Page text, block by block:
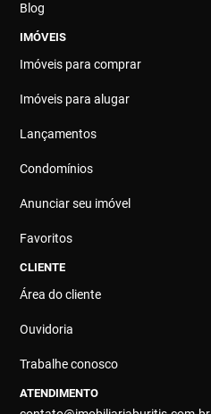
Blog
IMÓVEIS
Imóveis para comprar
Imóveis para alugar
Lançamentos
Condomínios
Anunciar seu imóvel
Favoritos
CLIENTE
Área do cliente
Ouvidoria
Trabalhe conosco
ATENDIMENTO